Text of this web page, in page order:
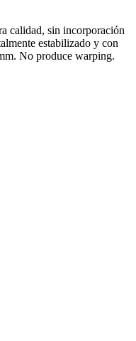
calidad, sin incorporación
estabilizado y con
No produce warping.